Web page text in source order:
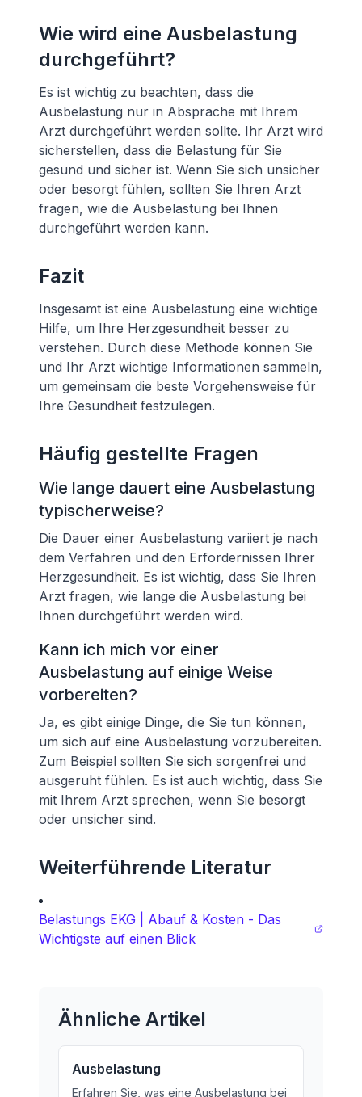
Wie wird eine Ausbelastung
durchgeführt?
Es ist wichtig zu beachten, dass die
Ausbelastung nur in Absprache mit Ihrem
Arzt durchgeführt werden sollte. Ihr Arzt wird
sicherstellen, dass die Belastung für Sie
gesund und sicher ist. Wenn Sie sich unsicher
oder besorgt fühlen, sollten Sie Ihren Arzt
fragen, wie die Ausbelastung bei Ihnen
durchgeführt werden kann.
Fazit
Insgesamt ist eine Ausbelastung eine wichtige
Hilfe, um Ihre Herzgesundheit besser zu
verstehen. Durch diese Methode können Sie
und Ihr Arzt wichtige Informationen sammeln,
um gemeinsam die beste Vorgehensweise für
Ihre Gesundheit festzulegen.
Häufig gestellte Fragen
Wie lange dauert eine Ausbelastung
typischerweise?
Die Dauer einer Ausbelastung variiert je nach
dem Verfahren und den Erfordernissen Ihrer
Herzgesundheit. Es ist wichtig, dass Sie Ihren
Arzt fragen, wie lange die Ausbelastung bei
Ihnen durchgeführt werden wird.
Kann ich mich vor einer
Ausbelastung auf einige Weise
vorbereiten?
Ja, es gibt einige Dinge, die Sie tun können,
um sich auf eine Ausbelastung vorzubereiten.
Zum Beispiel sollten Sie sich sorgenfrei und
ausgeruht fühlen. Es ist auch wichtig, dass Sie
mit Ihrem Arzt sprechen, wenn Sie besorgt
oder unsicher sind.
Weiterführende Literatur
Belastungs EKG | Abauf & Kosten - Das
Wichtigste auf einen Blick
Ähnliche Artikel
Ausbelastung
Erfahren Sie, was eine Ausbelastung bei